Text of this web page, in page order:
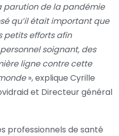
de la pandémie
qu’il était important que
petits efforts afin
soignant, des
ligne contre cette
», explique Cyrille
et Directeur général
professionnels de santé